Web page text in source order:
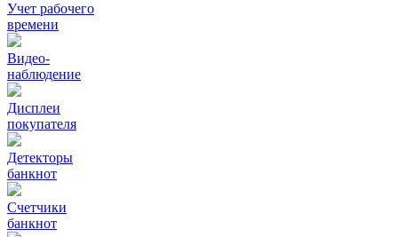
Учет рабочего
времени
Видео‑
наблюдение
Дисплеи
покупателя
Детекторы
банкнот
Счетчики
банкнот